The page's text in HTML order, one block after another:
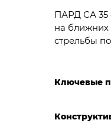
ПАРД СА 35
на ближних
стрельбы
Ключевые